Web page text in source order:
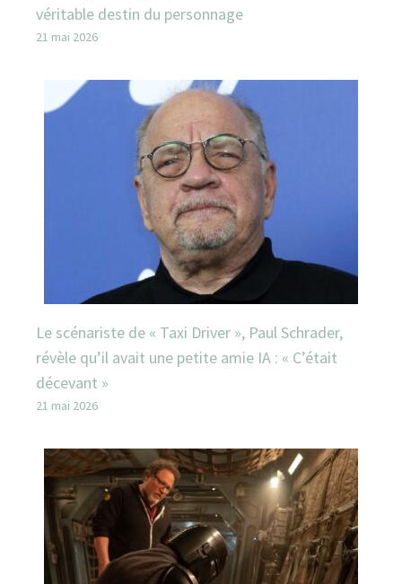
véritable destin du personnage
21 mai 2026
Le scénariste de « Taxi Driver », Paul Schrader,
révèle qu’il avait une petite amie IA : « C’était
décevant »
21 mai 2026